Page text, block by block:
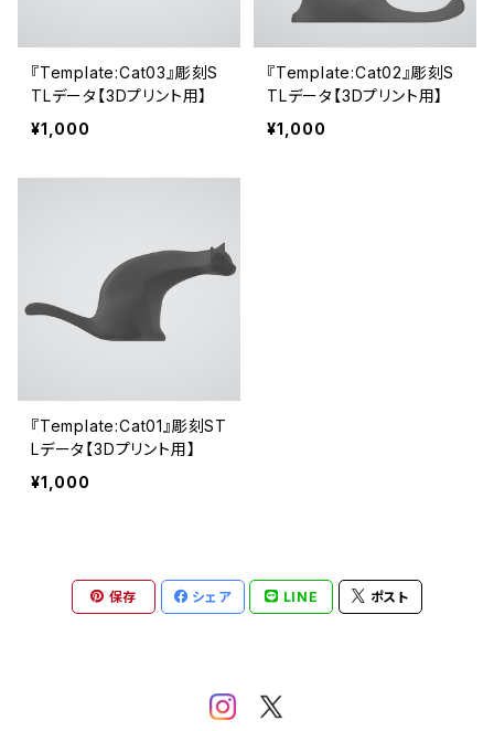
『Template:Cat03』彫刻S
TLデータ【3Dプリント用】
¥1,000
『Template:Cat02』彫刻S
TLデータ【3Dプリント用】
¥1,000
『Template:Cat01』彫刻ST
Lデータ【3Dプリント用】
¥1,000
保存 シェア LINE ポスト